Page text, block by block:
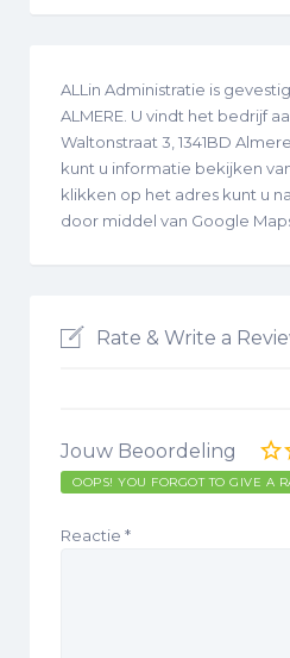
ALLin Administratie is
ALMERE. U vindt het bedrijf
Waltonstraat 3, 1341BD
kunt u informatie bekijken
klikken op het adres kunt u
door middel van Google
Rate & Write a
Jouw Beoordeling
OOPS! YOU FORGOT TO GIVE A
Reactie *